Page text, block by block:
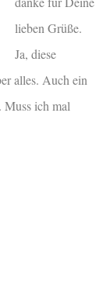
lieben Grüße.
Ja, diese
alles. Auch ein
Muss ich mal